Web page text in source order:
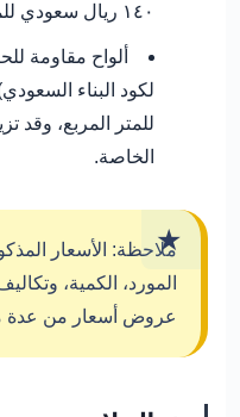
١٤٠ ريال سعودي
لكود البناء
للمتر المربع، وقد
الخاصة.
ملاحظة: الأسعار
المورد، الكمية،
عروض أسعار من عدة